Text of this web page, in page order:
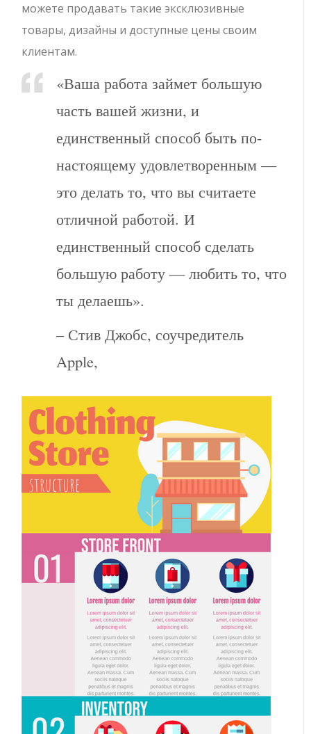
можете продавать такие эксклюзивные
товары, дизайны и доступные цены своим
клиентам.
«Ваша работа займет большую
часть вашей жизни, и
единственный способ быть по-
настоящему удовлетворенным —
это делать то, что вы считаете
отличной работой. И
единственный способ сделать
большую работу — любить то, что
ты делаешь».
– Стив Джобс, соучредитель
Apple,